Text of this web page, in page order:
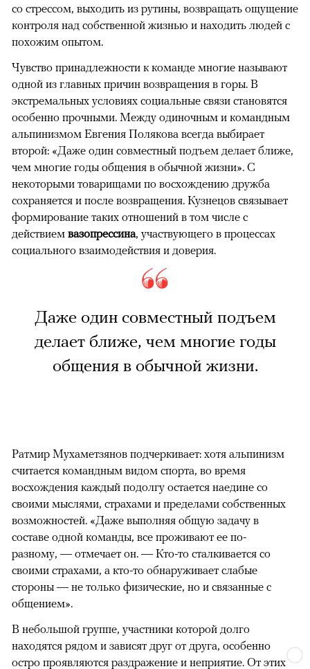
со стрессом, выходить из рутины, возвращать ощущение
контроля над собственной жизнью и находить людей с
похожим опытом.
Чувство принадлежности к команде многие называют
одной из главных причин возвращения в горы. В
экстремальных условиях социальные связи становятся
особенно прочными. Между одиночным и командным
альпинизмом Евгения Полякова всегда выбирает
второй: «Даже один совместный подъем делает ближе,
чем многие годы общения в обычной жизни». С
некоторыми товарищами по восхождению дружба
сохраняется и после возвращения. Кузнецов связывает
формирование таких отношений в том числе с
действием вазопрессина, участвующего в процессах
социального взаимодействия и доверия.
Даже один совместный подъем
делает ближе, чем многие годы
общения в обычной жизни.
Ратмир Мухаметзянов подчеркивает: хотя альпинизм
считается командным видом спорта, во время
восхождения каждый подолгу остается наедине со
своими мыслями, страхами и пределами собственных
возможностей. «Даже выполняя общую задачу в
составе одной команды, все проживают ее по-
разному, — отмечает он. — Кто-то сталкивается со
своими страхами, а кто-то обнаруживает слабые
стороны — не только физические, но и связанные с
общением».
В небольшой группе, участники которой долго
находятся рядом и зависят друг от друга, особенно
остро проявляются раздражение и неприятие. От этих